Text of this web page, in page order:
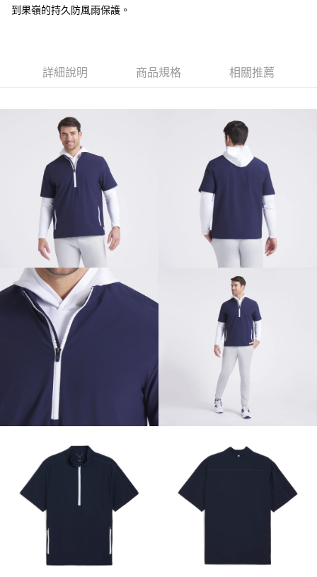
全家取貨付款
每筆NT$60
宅配
每筆NT$250
到果嶺的持久防風雨保護。
詳細說明 商品規格 相關推薦